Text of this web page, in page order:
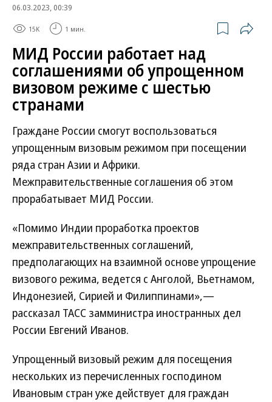
06.03.2023, 00:39
15K 1 мин.
МИД России работает над
соглашениями об упрощенном
визовом режиме с шестью
странами
Граждане России смогут воспользоваться
упрощенным визовым режимом при посещении
ряда стран Азии и Африки.
Межправительственные соглашения об этом
прорабатывает МИД России.
«Помимо Индии проработка проектов
межправительственных соглашений,
предполагающих на взаимной основе упрощение
визового режима, ведется с Анголой, Вьетнамом,
Индонезией, Сирией и Филиппинами»,—
рассказал ТАСС замминистра иностранных дел
России Евгений Иванов.
Упрощенный визовый режим для посещения
нескольких из перечисленных господином
Ивановым стран уже действует для граждан